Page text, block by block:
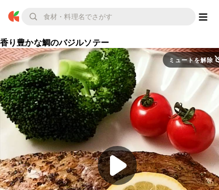
香り豊かな鯛のバジルソテー
ミュートを解除